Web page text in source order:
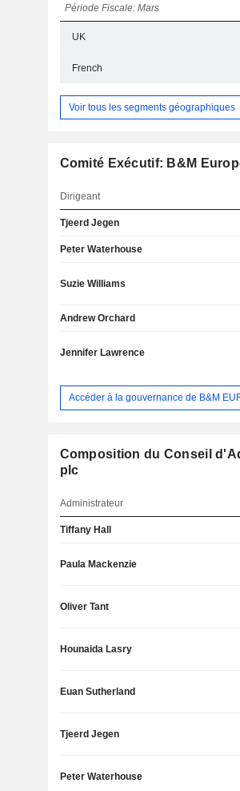
Période Fiscale: Mars
UK
French
Voir tous les segments géographiques
Comité Exécutif: B&M
Dirigeant
Tjeerd Jegen
Peter Waterhouse
Suzie Williams
Andrew Orchard
Jennifer Lawrence
Accéder à la gouvernance de B&M
Composition du Conseil
plc
Administrateur
Tiffany Hall
Paula Mackenzie
Oliver Tant
Hounaida Lasry
Euan Sutherland
Tjeerd Jegen
Peter Waterhouse